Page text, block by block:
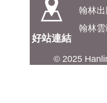
好站連結
翰林出
翰林
© 2025